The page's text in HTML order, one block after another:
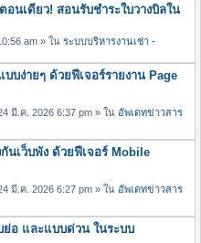
นเดียว! สอนรับชำระใบวางบิลใน
am » ใน ระบบบริหารงานเช่า -
บง่ายๆ ด้วยฟีเจอร์รายงาน Page
มี.ค. 2026 6:37 pm » ใน อัพเดทข่าวสาร
นเว็บพัง ด้วยฟีเจอร์ Mobile
มี.ค. 2026 6:27 pm » ใน อัพเดทข่าวสาร
ย่อ และแบบด่วน ในระบบ